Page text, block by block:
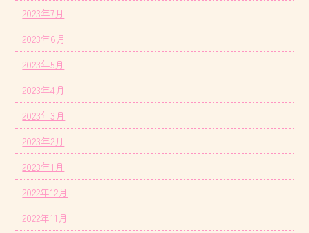
2023年7月
2023年6月
2023年5月
2023年4月
2023年3月
2023年2月
2023年1月
2022年12月
2022年11月